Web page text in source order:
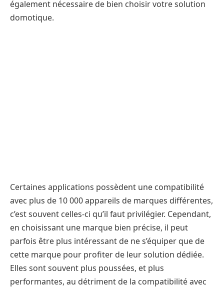
également nécessaire de bien choisir votre solution
domotique.
Certaines applications possèdent une compatibilité
avec plus de 10 000 appareils de marques différentes,
c’est souvent celles-ci qu’il faut privilégier. Cependant,
en choisissant une marque bien précise, il peut
parfois être plus intéressant de ne s’équiper que de
cette marque pour profiter de leur solution dédiée.
Elles sont souvent plus poussées, et plus
performantes, au détriment de la compatibilité avec